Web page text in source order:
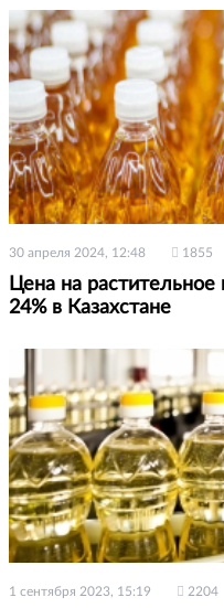
30 апреля 2024, 12:48 1855
Цена на растительное
24% в Казахстане
1 сентября 2023, 15:19 2204